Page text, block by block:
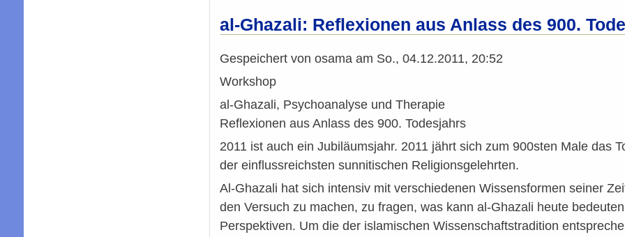
al-Ghazali: Reflexionen aus Anlass des 900.
Gespeichert von osamaam So., 04.12.2011, 20:52
Workshop
al-Ghazali, Psychoanalyse und Therapie
Reflexionen aus Anlass des 900. Todesjahrs
2011 ist auch ein Jubiläumsjahr. 2011 jährt sich zum 900sten Male das
der einflussreichsten sunnitischen Religionsgelehrten.
Al-Ghazali hat sich intensiv mit verschiedenen Wissensformen seiner
den Versuch zu machen, zu fragen, was kann al-Ghazali heute
Perspektiven. Um die der islamischen Wissenschaftstradition